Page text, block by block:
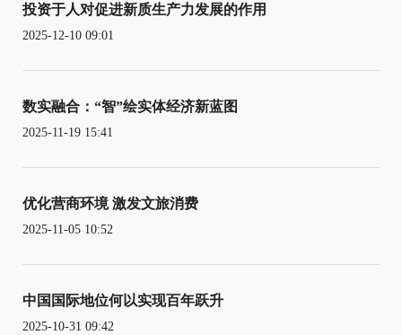
投资于人对促进新质生产力发展的作用
2025-12-10 09:01
数实融合：“智”绘实体经济新蓝图
2025-11-19 15:41
优化营商环境 激发文旅消费
2025-11-05 10:52
中国国际地位何以实现百年跃升
2025-10-31 09:42